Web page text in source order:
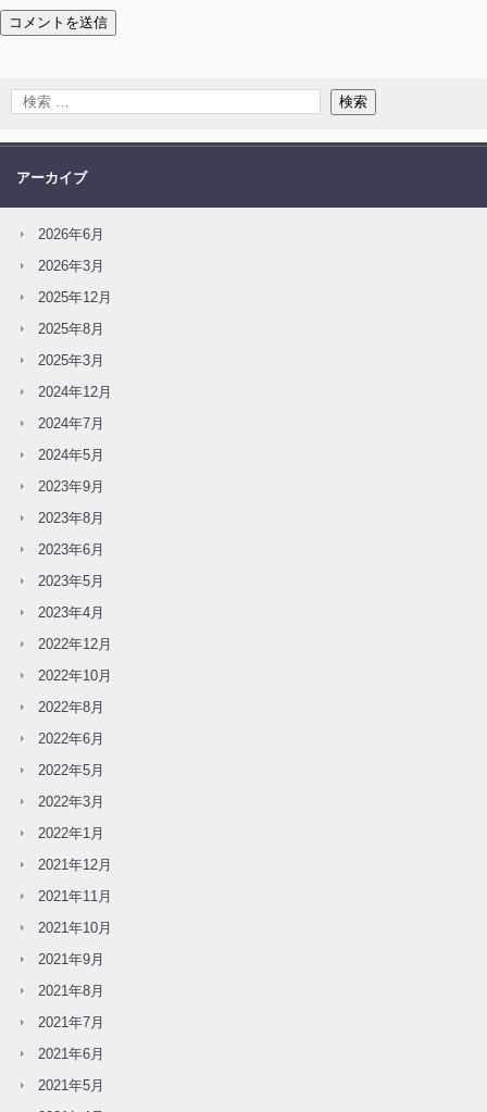
アーカイブ
2026年6月
2026年3月
2025年12月
2025年8月
2025年3月
2024年12月
2024年7月
2024年5月
2023年9月
2023年8月
2023年6月
2023年5月
2023年4月
2022年12月
2022年10月
2022年8月
2022年6月
2022年5月
2022年3月
2022年1月
2021年12月
2021年11月
2021年10月
2021年9月
2021年8月
2021年7月
2021年6月
2021年5月